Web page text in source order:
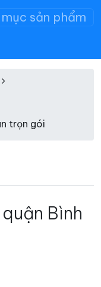
mục sản phẩm
trọn gói
Bình